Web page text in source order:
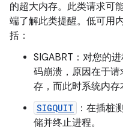
的超大内存。此类请求可
端了解此类提醒。低可用
括：
SIGABRT：对您的
码崩溃，原因在于
存，而此时系统内存
SIGQUIT
：在插桩
储并终止进程。